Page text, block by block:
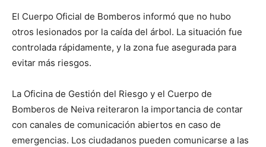
El Cuerpo Oficial de Bomberos informó que no hubo
otros lesionados por la caída del árbol. La situación fue
controlada rápidamente, y la zona fue asegurada para
evitar más riesgos.
La Oficina de Gestión del Riesgo y el Cuerpo de
Bomberos de Neiva reiteraron la importancia de contar
con canales de comunicación abiertos en caso de
emergencias. Los ciudadanos pueden comunicarse a las